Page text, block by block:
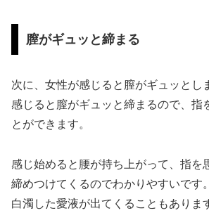
膣がギュッと締まる
次に、女性が感じると膣がギュッとし
感じると膣がギュッと締まるので、指
とができます。
感じ始めると腰が持ち上がって、指を
締めつけてくるのでわかりやすいです
白濁した愛液が出てくることもありま